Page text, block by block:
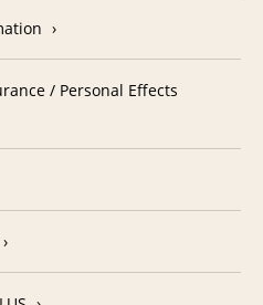
/ Personal Effects